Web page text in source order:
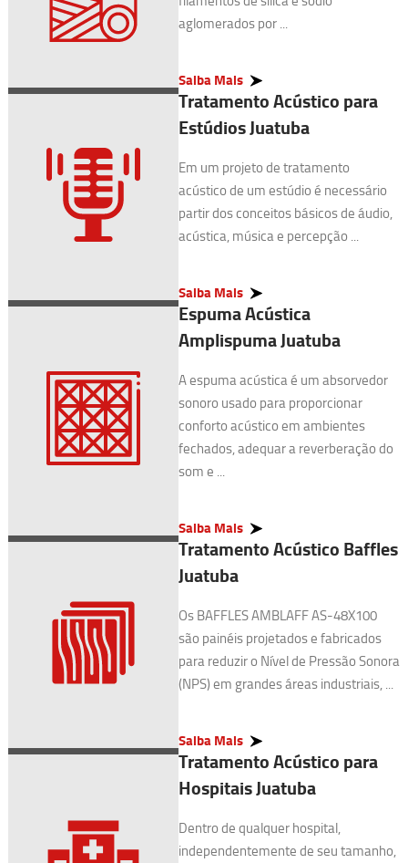
aglomerados por ...
Saiba Mais
Tratamento Acústico para
Estúdios Juatuba
Em um projeto de tratamento
acústico de um estúdio é necessário
partir dos conceitos básicos de áudio,
acústica, música e percepção ...
Saiba Mais
Espuma Acústica
Amplispuma Juatuba
A espuma acústica é um absorvedor
sonoro usado para proporcionar
conforto acústico em ambientes
fechados, adequar a reverberação do
som e ...
Saiba Mais
Tratamento Acústico Baffles
Juatuba
Os BAFFLES AMBLAFF AS-48X100
são painéis projetados e fabricados
para reduzir o Nível de Pressão Sonora
(NPS) em grandes áreas industriais, ...
Saiba Mais
Tratamento Acústico para
Hospitais Juatuba
Dentro de qualquer hospital,
independentemente de seu tamanho,